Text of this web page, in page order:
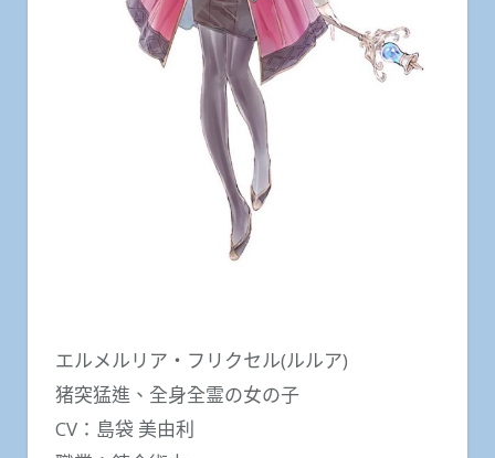
エルメルリア・フリクセル(ルルア)
猪突猛進、全身全霊の女の子
CV：島袋 美由利